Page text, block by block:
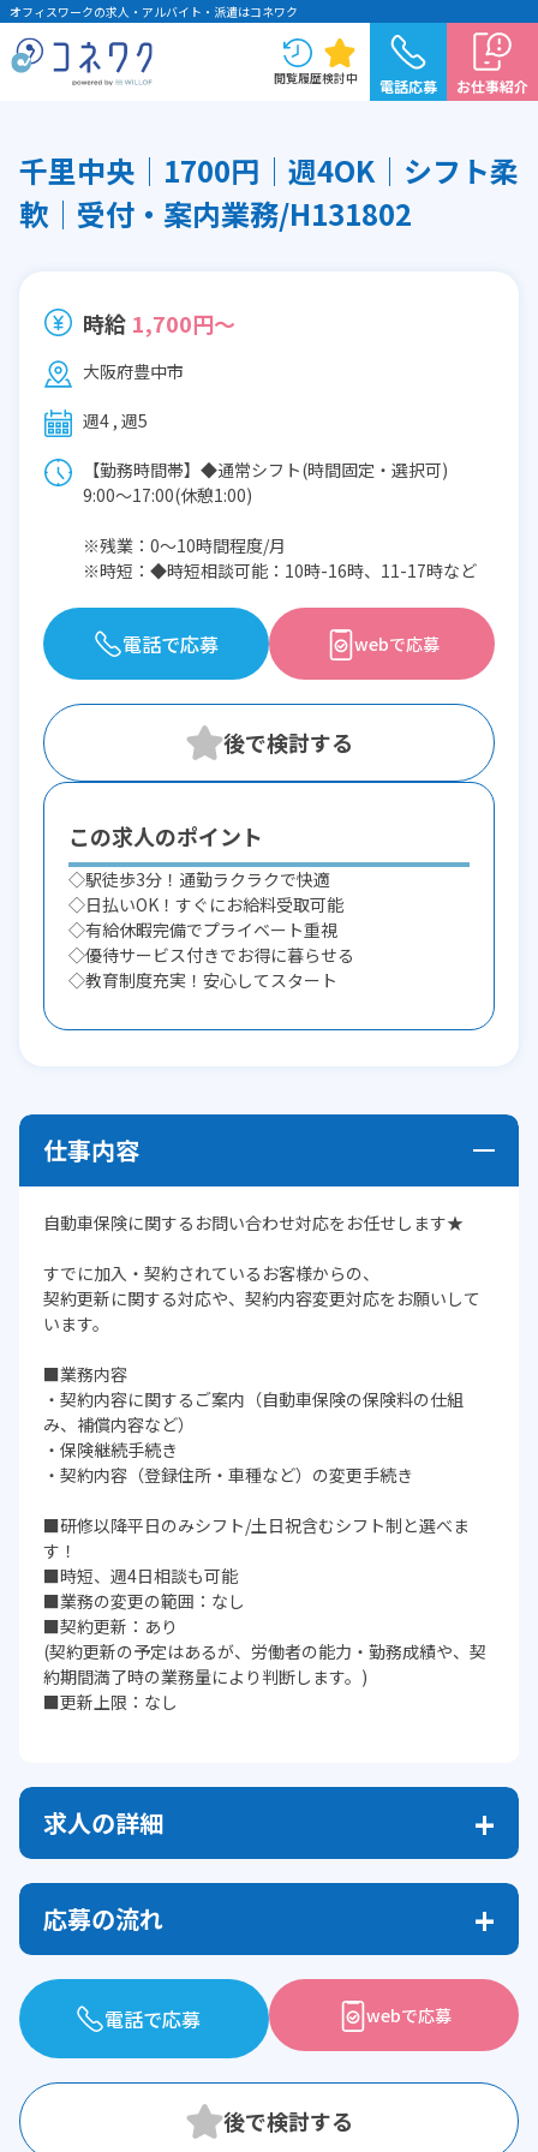
オフィスワークの求人・アルバイト・派遣はコネワク
閲覧履歴検討中 電話応募 お仕事紹介
千里中央│1700円│週4OK│シフト柔
軟│受付・案内業務/H131802
時給 1,700円～
大阪府豊中市
週4 , 週5
【勤務時間帯】◆通常シフト(時間固定・選択可)
9:00〜17:00(休憩1:00)
※残業：0〜10時間程度/月
※時短：◆時短相談可能：10時-16時、11-17時など
電話で応募 webで応募
この求人のポイント
◇駅徒歩3分！通勤ラクラクで快適
◇日払いOK！すぐにお給料受取可能
◇有給休暇完備でプライベート重視
◇優待サービス付きでお得に暮らせる
◇教育制度充実！安心してスタート
仕事内容
自動車保険に関するお問い合わせ対応をお任せします★
すでに加入・契約されているお客様からの、
契約更新に関する対応や、契約内容変更対応をお願いして
います。
■業務内容
・契約内容に関するご案内（自動車保険の保険料の仕組
み、補償内容など）
・保険継続手続き
・契約内容（登録住所・車種など）の変更手続き
■研修以降平日のみシフト/土日祝含むシフト制と選べま
す！
■時短、週4日相談も可能
■業務の変更の範囲：なし
■契約更新：あり
(契約更新の予定はあるが、労働者の能力・勤務成績や、契
約期間満了時の業務量により判断します。)
■更新上限：なし
求人の詳細
応募の流れ
電話で応募 webで応募